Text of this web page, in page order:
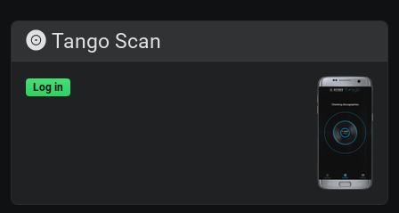
Tango Scan
Log in